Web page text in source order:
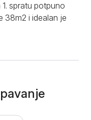
spratu potpuno
38m2 i idealan je
poseduje
olakšati
Kupatilo
čiste peškire